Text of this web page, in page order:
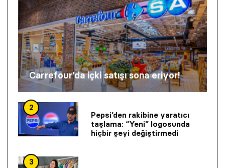
Carrefour’da içki satışı sona eriyor!
2
Pepsi’den rakibine yaratıcı
taşlama: “Yeni” logosunda
hiçbir şeyi değiştirmedi
3